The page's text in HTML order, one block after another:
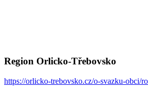
Region Orlicko-Třebovsko
https://orlicko-trebovsko.cz/o-svazku-obci/